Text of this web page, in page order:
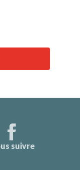
suivre